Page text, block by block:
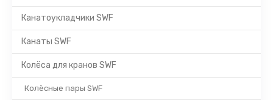
Канатоукладчики SWF
Канаты SWF
Колёса для кранов SWF
Колёсные пары SWF